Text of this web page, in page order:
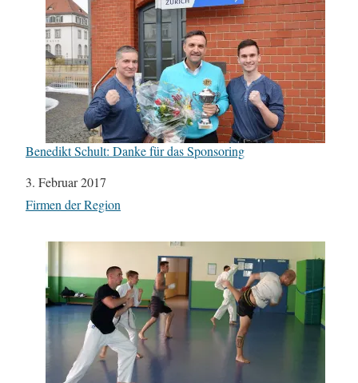
Benedikt Schult: Danke für das Sponsoring
Datum
3. Februar 2017
In Bezug auf
Firmen der Region